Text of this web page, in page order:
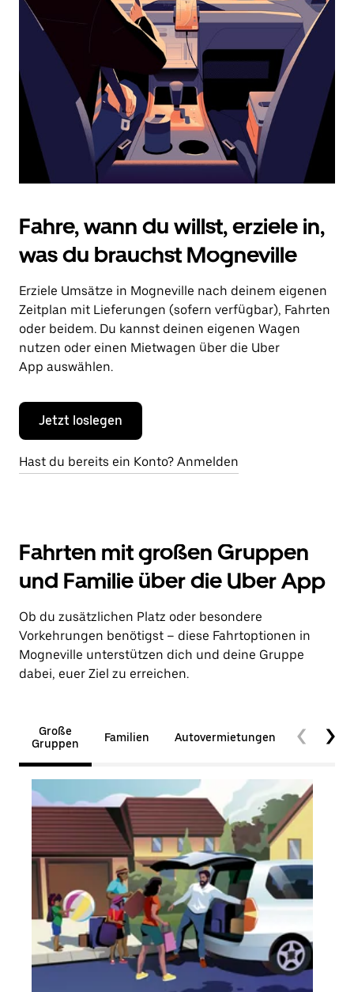
Drücke
die
Escape-
Taste,
den
Kalender
zu
schließen.
Fahre, wann du willst, erziele in,
was du brauchst Mogneville
Erziele Umsätze in Mogneville nach deinem eigenen
Zeitplan mit Lieferungen (sofern verfügbar), Fahrten
oder beidem. Du kannst deinen eigenen Wagen
nutzen oder einen Mietwagen über die Uber
App auswählen.
Jetzt loslegen
Hast du bereits ein Konto? Anmelden
Fahrten mit großen Gruppen
und Familie über die Uber App
Ob du zusätzlichen Platz oder besondere
Vorkehrungen benötigst – diese Fahrtoptionen in
Mogneville unterstützen dich und deine Gruppe
dabei, euer Ziel zu erreichen.
Große
Gruppen
Familien Autovermietungen